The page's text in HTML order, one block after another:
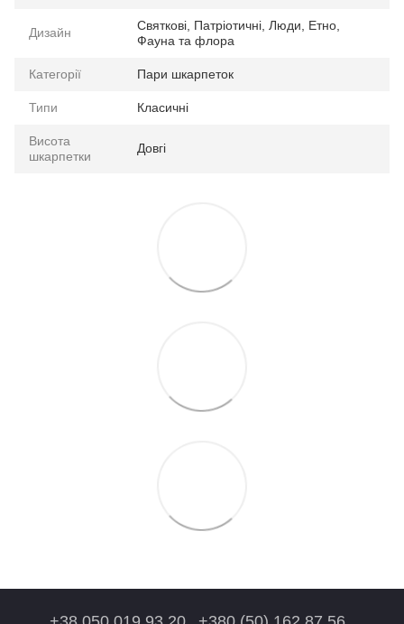
Дизайн
Святкові, Патріотичні, Люди, Етно,
Фауна та флора
Категорії Пари шкарпеток
Типи Класичні
Висота
шкарпетки
Довгі